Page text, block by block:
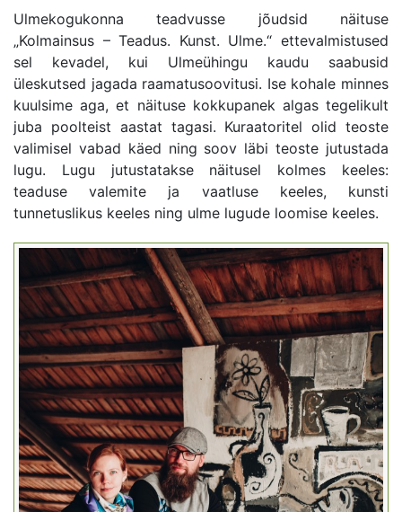
Ulmekogukonna teadvusse jõudsid näituse
„Kolmainsus – Teadus. Kunst. Ulme.“ ettevalmistused
sel kevadel, kui Ulmeühingu kaudu saabusid
üleskutsed jagada raamatusoovitusi. Ise kohale minnes
kuulsime aga, et näituse kokkupanek algas tegelikult
juba poolteist aastat tagasi. Kuraatoritel olid teoste
valimisel vabad käed ning soov läbi teoste jutustada
lugu. Lugu jutustatakse näitusel kolmes keeles:
teaduse valemite ja vaatluse keeles, kunsti
tunnetuslikus keeles ning ulme lugude loomise keeles.